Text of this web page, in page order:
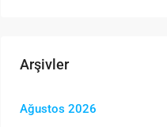
Arşivler
Ağustos 2026